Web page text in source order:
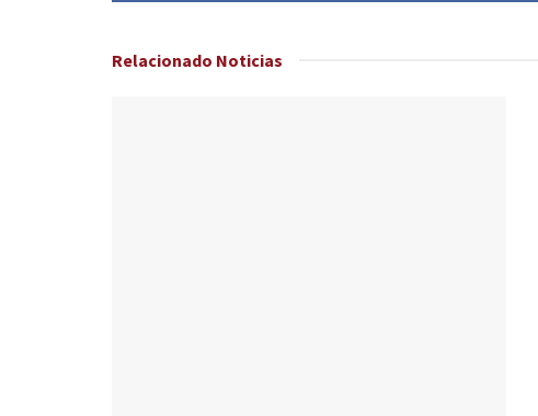
Relacionado Noticias